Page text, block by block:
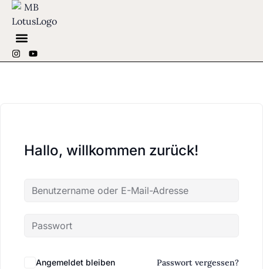
Hallo, willkommen zurück!
Angemeldet bleiben Passwort vergessen?